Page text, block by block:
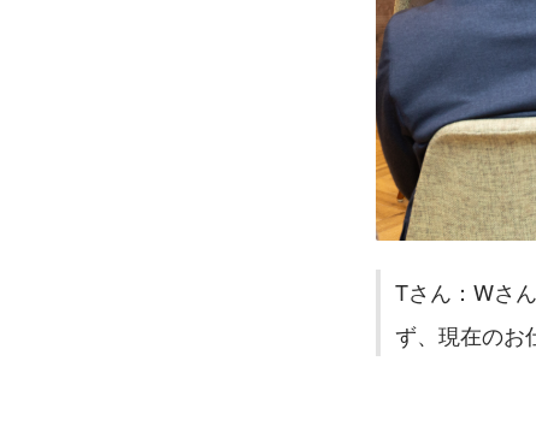
Tさん：Wさ
ず、現在のお